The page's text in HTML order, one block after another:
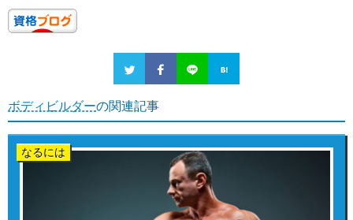
ボディビルダーの関連記事
なるには